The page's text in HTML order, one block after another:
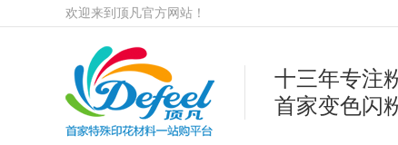
欢迎来到顶凡官方网站！
十三年专注
首家变色闪